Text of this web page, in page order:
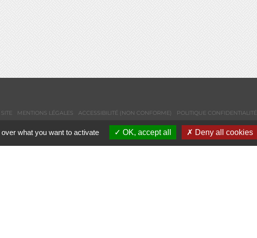
MENTIONS LÉGALES ACCESSIBILITÉ (NON CONFORME) POLITIQUE CONFIDENTIALITÉ
what you want to activate OK, accept all Deny all cookies